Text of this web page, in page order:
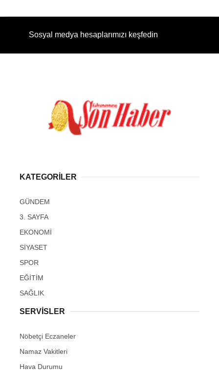
Sosyal medya hesaplarımızı keşfedin
KATEGORİLER
GÜNDEM
3. SAYFA
EKONOMİ
SİYASET
SPOR
EĞİTİM
SAĞLIK
SERVİSLER
Nöbetçi Eczaneler
Namaz Vakitleri
Hava Durumu